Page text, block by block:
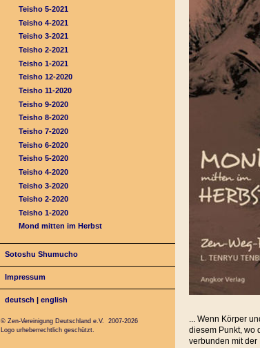
Teisho 5-2021
Teisho 4-2021
Teisho 3-2021
Teisho 2-2021
Teisho 1-2021
Teisho 12-2020
Teisho 11-2020
Teisho 9-2020
Teisho 8-2020
Teisho 7-2020
Teisho 6-2020
Teisho 5-2020
Teisho 4-2020
Teisho 3-2020
Teisho 2-2020
Teisho 1-2020
Mond mitten im Herbst
Sotoshu Shumucho
Impressum
deutsch |english
... Wenn Körper
diesem Punkt, wo
verbunden mit der
© Zen-Vereinigung Deutschland e.V. 2007-2026
Logo urheberrechtlich geschützt.